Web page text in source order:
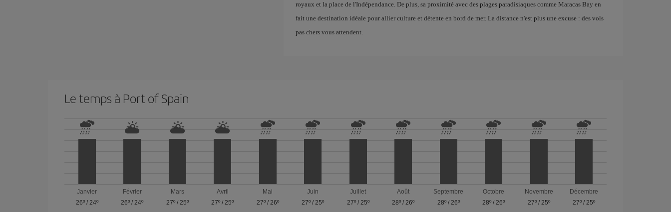
royaux et la place de l'Indépendance. De plus, sa proximité avec des plages paradisiaques comme Maracas Bay en
fait une destination idéale pour allier culture et détente en bord de mer. La distance n'est plus une excuse : des vols
pas chers vous attendent.
Le temps à Port of Spain
Janvier
26º/ 24º
Février
26º /24º
Mars
27º/ 25º
Avril
27º /25º
Mai
27º/ 26º
Juin
27º /25º
Juillet
27º/ 25º
Août
28º /26º
Septembre
28º/ 26º
Octobre
28º /26º
Novembre
27º/ 25º
Décembre
27º /25º